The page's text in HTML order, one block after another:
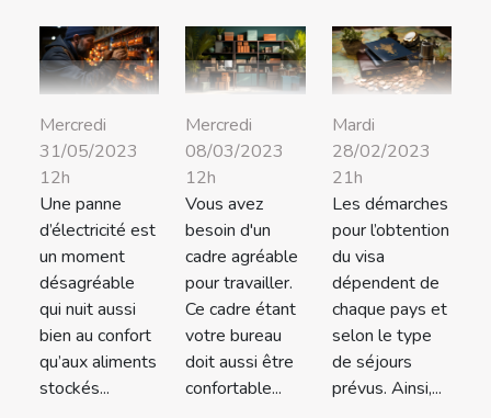
Mercredi
31/05/2023
12h
Une panne
d’électricité est
un moment
désagréable
qui nuit aussi
bien au confort
qu’aux aliments
stockés...
Mercredi
08/03/2023
12h
Vous avez
besoin d'un
cadre agréable
pour travailler.
Ce cadre étant
votre bureau
doit aussi être
confortable...
Mardi
28/02/2023
21h
Les démarches
pour l’obtention
du visa
dépendent de
chaque pays et
selon le type
de séjours
prévus. Ainsi,...